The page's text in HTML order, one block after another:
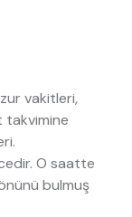
vakitleri,
takvimine
O saatte
bulmuş